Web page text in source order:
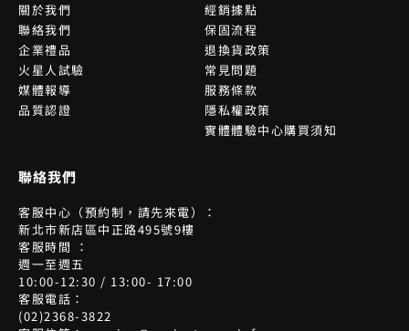
關於我們
聯絡我們
企業禮品
火星人試驗
媒體報導
品質認證
經銷據點
保固流程
退換貨政策
常見問題
服務條款
隱私權政策
實體體驗中心購買須知
聯絡我們
客服中心（預約制，請先來電）：
新北市新店區中正路495號9樓
客服時間 ：
週一至週五
10:00-12:30 / 13:00- 17:00
客服電話：
(02)2368-3822